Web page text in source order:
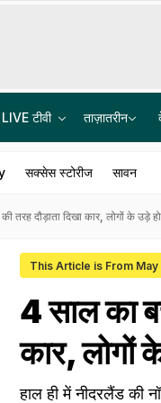
LIVE टीवी ताज़ातरीन
सक्सेस स्टोरीज सावन
तरह दौड़ाता दिखा कार, लोगों के उड़े
This Article is From May
4 साल का
कार, लोगों
हाल ही में नीदरलैंड की